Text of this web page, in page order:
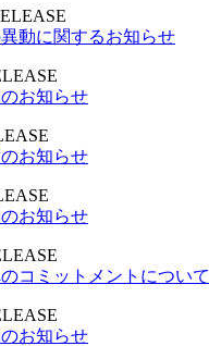
動に関するお知らせ
お知らせ
お知らせ
お知らせ
コミットメントについて
お知らせ